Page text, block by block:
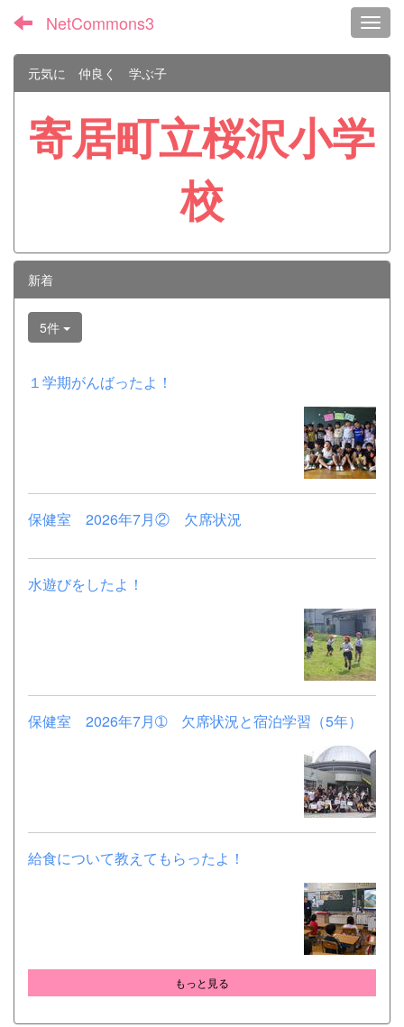
NetCommons3
元気に 仲良く 学ぶ子
寄居町立桜沢小学
校
新着
5件
１学期がんばったよ！
保健室 2026年7月② 欠席状況
水遊びをしたよ！
保健室 2026年7月➀ 欠席状況と宿泊学習（5年）
給食について教えてもらったよ！
もっと見る